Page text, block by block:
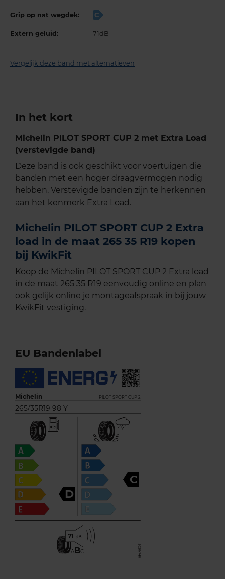
Grip op nat wegdek: C
Extern geluid: 71dB
Vergelijk deze band met alternatieven
In het kort
Michelin PILOT SPORT CUP 2 met Extra Load
(verstevigde band)
Deze band is ook geschikt voor voertuigen die
banden met een hoger draagvermogen nodig
hebben. Verstevigde banden zijn te herkennen
aan het kenmerk Extra Load.
Michelin PILOT SPORT CUP 2 Extra
load in de maat 265 35 R19 kopen
bij KwikFit
Koop de Michelin PILOT SPORT CUP 2 Extra load
in de maat 265 35 R19 eenvoudig online en plan
ook gelijk online je montageafspraak in bij jouw
KwikFit vestiging.
EU Bandenlabel
Michelin PILOT SPORT CUP 2
265/35R19 98 Y
D
C
71
ABC